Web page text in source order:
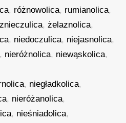
, różnowolica, rumianolica,
znieczulica,żelaznolica,
, niedoczulica, niejasnolica,
, nieróżnolica, niewąskolica,
, niegładkolica,
, nieróżanolica,
, nieśniadolica,